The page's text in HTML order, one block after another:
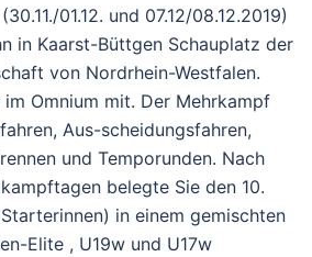
01.12. und 07.12/08.12.2019)
in Kaarst-Büttgen Schauplatz der
von Nordrhein-Westfalen.
Omnium mit. Der Mehrkampf
Aus-scheidungsfahren,
und Temporunden. Nach
belegte Sie den 10.
in einem gemischten
Elite , U19w und U17w